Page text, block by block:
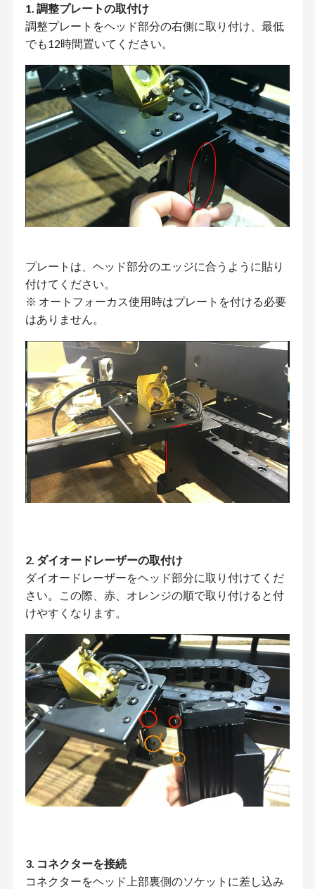
1. 調整プレートの取付け
調整プレートをヘッド部分の右側に取り付け、最低
でも12時間置いてください。
プレートは、ヘッド部分のエッジに合うように貼り
付けてください。
※ オートフォーカス使用時はプレートを付ける必要
はありません。
2. ダイオードレーザーの取付け
ダイオードレーザーをヘッド部分に取り付けてくだ
さい。この際、赤、オレンジの順で取り付けると付
けやすくなります。
3. コネクターを接続
コネクターをヘッド上部裏側のソケットに差し込み